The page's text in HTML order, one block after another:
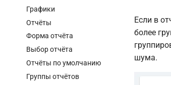
Графики
Отчёты
Форма отчёта
Выбор отчёта
Отчёты по умолчанию
Группы отчётов
Если в
более
шума.